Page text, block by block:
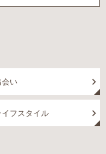
会い
イフスタイル